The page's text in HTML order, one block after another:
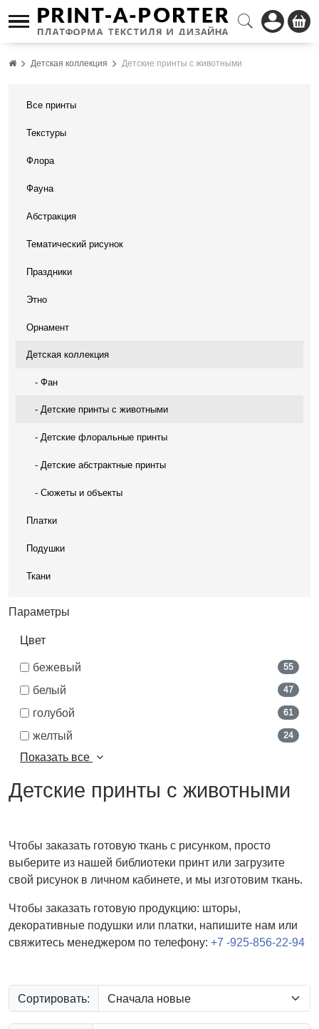
Детская коллекция Детские принты с животными
Все принты
Текстуры
Флора
Фауна
Абстракция
Тематический рисунок
Праздники
Этно
Орнамент
Детская коллекция
- Фан
- Детские принты с животными
- Детские флоральные принты
- Детские абстрактные принты
- Сюжеты и объекты
Платки
Подушки
Ткани
Параметры
Цвет
бежевый 55
белый 47
голубой 61
желтый 24
Показать все
Детские принты с животными
Чтобы заказать готовую ткань с рисунком, просто
выберите из нашей библиотеки принт или загрузите
свой рисунок в личном кабинете, и мы изготовим ткань.
Чтобы заказать готовую продукцию: шторы,
декоративные подушки или платки, напишите нам или
свяжитесь менеджером по телефону: +7 -925-856-22-94
Сортировать: